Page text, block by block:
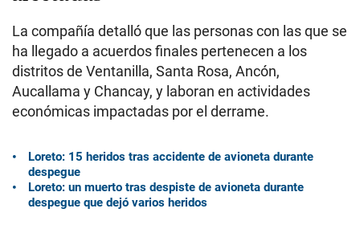
La compañía detalló que las personas con las que se
ha llegado a acuerdos finales pertenecen a los
distritos de Ventanilla, Santa Rosa, Ancón,
Aucallama y Chancay, y laboran en actividades
económicas impactadas por el derrame.
Loreto: 15 heridos tras accidente de avioneta durante
despegue
Loreto: un muerto tras despiste de avioneta durante
despegue que dejó varios heridos